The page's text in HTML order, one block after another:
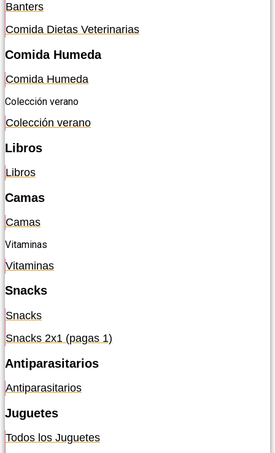
Banters
Comida Dietas Veterinarias
Comida Humeda
Comida Humeda
Colección verano
Colección verano
Libros
Libros
Camas
Camas
Vitaminas
Vitaminas
Snacks
Snacks
Snacks 2x1 (pagas 1)
Antiparasitarios
Antiparasitarios
Juguetes
Todos los Juguetes